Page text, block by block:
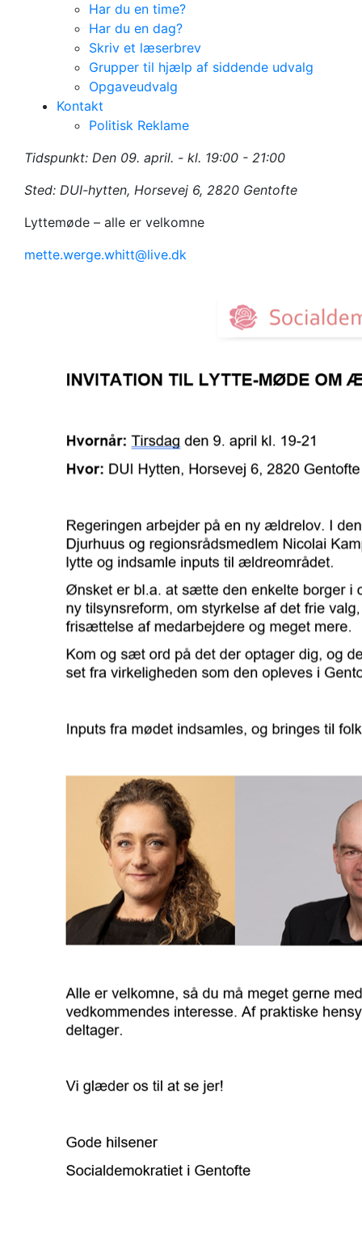
Har du en time?
Har du en dag?
Skriv et læserbrev
Grupper til hjælp af siddende udvalg
Opgaveudvalg
Kontakt
Politisk Reklame
Medlemsmøde/
(ældrepolitik) - for
alle medlemmer
Tidspunkt: Den 09. april. - kl. 19:00 - 21:00
Sted: DUI-hytten, Horsevej 6, 2820 Gentofte
Lyttemøde – alle er velkomne
mette.werge.whitt@live.dk